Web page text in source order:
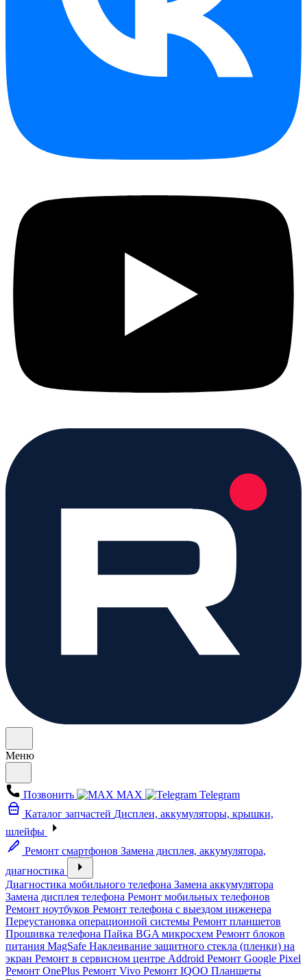
Меню
Позвонить MAX
Telegram
Каталог запчастей Дисплеи, аккумуляторы, крышки,
шлейфы
Ремонт смартфонов Замена дисплея, аккумулятора,
диагностика
Диагностика мобильного телефона Замена аккумулятора
Замена дисплея телефона Ремонт мобильных телефонов
Ремонт ноутбуков Ремонт телефона с выездом инженера
Переустановка операционной системы Ремонт планшетов
Прошивка телефона Пайка BGA микросхем Ремонт блоков
питания MagSafe Наклеивание защитного стекла (пленки) на
экран Ремонт в сервисном центре Addroid Ремонт Google Pixel
Ремонт OnePlus Ремонт Vivo Ремонт IQOO Планшеты